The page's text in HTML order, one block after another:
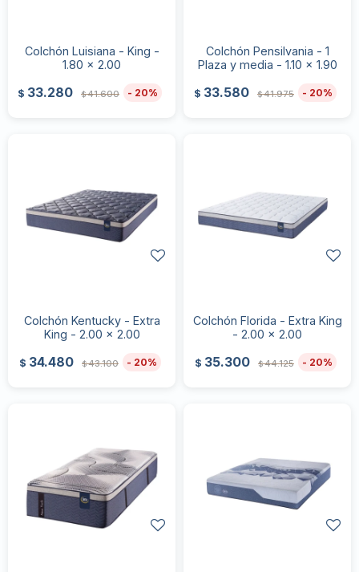
Colchón Luisiana - King -
1.80 x 2.00
$ 33.280 $41.600 20
Colchón Pensilvania - 1
Plaza y media - 1.10 x 1.90
$ 33.580 $41.975 20
Colchón Kentucky - Extra
King - 2.00 x 2.00
$ 34.480 $43.100 20
Colchón Florida - Extra King
- 2.00 x 2.00
$ 35.300 $44.125 20